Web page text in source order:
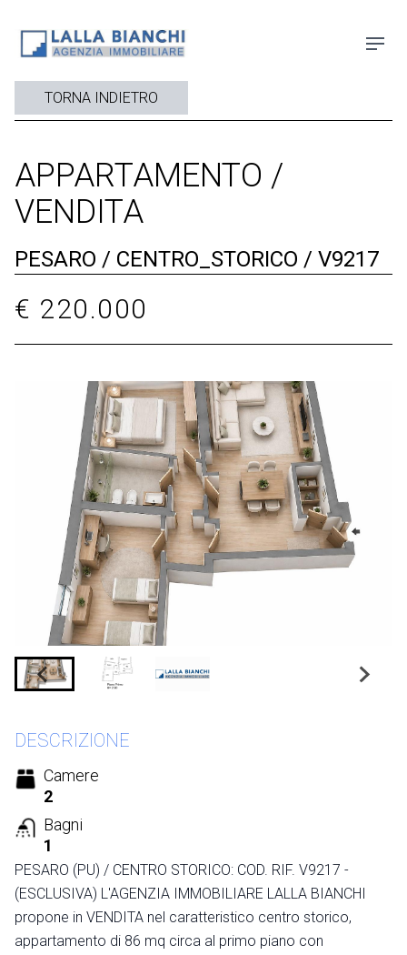
TORNA INDIETRO
APPARTAMENTO /
VENDITA
PESARO / CENTRO_STORICO / V9217
€ 220.000
DESCRIZIONE
Camere
2
Bagni
1
PESARO (PU) / CENTRO STORICO: COD. RIF. V9217 -
(ESCLUSIVA) L'AGENZIA IMMOBILIARE LALLA BIANCHI
propone in VENDITA nel caratteristico centro storico,
appartamento di 86 mq circa al primo piano con